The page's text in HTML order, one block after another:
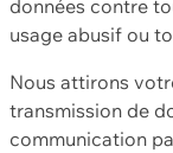
données contre
usage abusif ou
Nous attirons
transmission de
communication